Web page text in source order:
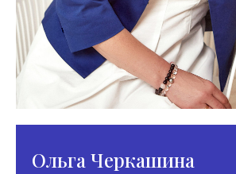
Ольга Черкашина